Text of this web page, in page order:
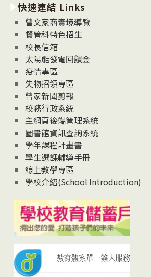
消
息
News
快速連結 Links
曾文家商實境導覽
餐管科特色招生
校長信箱
太陽能發電回饋金
疫情專區
失物招領專區
曾家新聞剪報
校務行政系統
主網頁後端管理系統
圖書館資訊查詢系統
學年課程計畫書
學生選課輔導手冊
線上教學專區
學校介紹(School Introduction)